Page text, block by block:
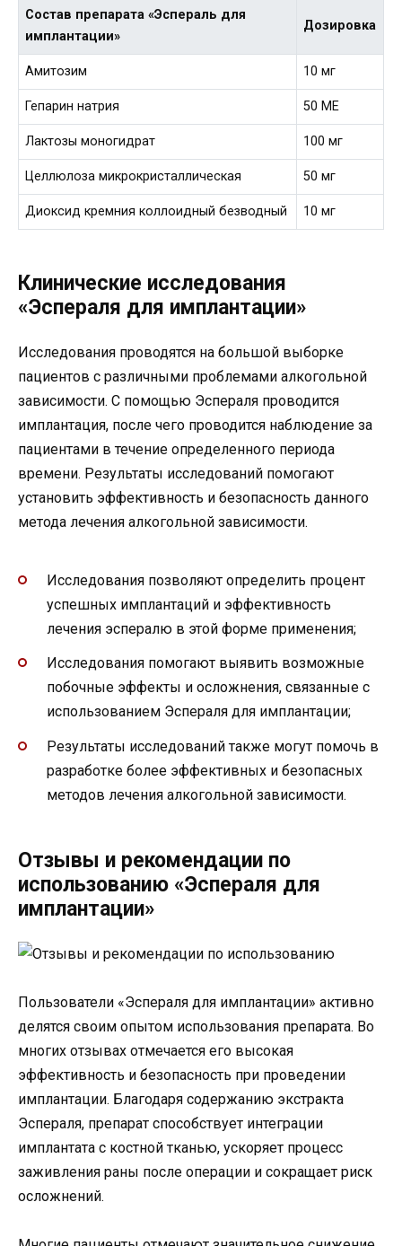
Состав препарата «Эспераль для
имплантации»
Дозировка
Амитозим 10 мг
Гепарин натрия 50 МЕ
Лактозы моногидрат 100 мг
Целлюлоза микрокристаллическая 50 мг
Диоксид кремния коллоидный безводный 10 мг
Клинические исследования
«Эспераля для имплантации»
Исследования проводятся на большой выборке
пациентов с различными проблемами алкогольной
зависимости. С помощью Эспераля проводится
имплантация, после чего проводится наблюдение за
пациентами в течение определенного периода
времени. Результаты исследований помогают
установить эффективность и безопасность данного
метода лечения алкогольной зависимости.
Исследования позволяют определить процент
успешных имплантаций и эффективность
лечения эспералю в этой форме применения;
Исследования помогают выявить возможные
побочные эффекты и осложнения, связанные с
использованием Эспераля для имплантации;
Результаты исследований также могут помочь в
разработке более эффективных и безопасных
методов лечения алкогольной зависимости.
Отзывы и рекомендации по
использованию «Эспераля для
имплантации»
Пользователи «Эспераля для имплантации» активно
делятся своим опытом использования препарата. Во
многих отзывах отмечается его высокая
эффективность и безопасность при проведении
имплантации. Благодаря содержанию экстракта
Эспераля, препарат способствует интеграции
имплантата с костной тканью, ускоряет процесс
заживления раны после операции и сокращает риск
осложнений.